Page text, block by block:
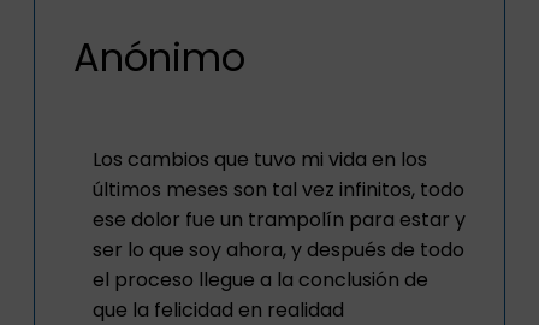
Anónimo
Los cambios que tuvo mi vida en los
últimos meses son tal vez infinitos, todo
ese dolor fue un trampolín para estar y
ser lo que soy ahora, y después de todo
el proceso llegue a la conclusión de
que la felicidad en realidad